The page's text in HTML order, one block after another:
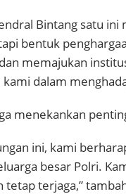
Bintang satu
bentuk
memajukan
kami dalam
menekankan
ini, kami
besar Polri.
tetap terjaga,”